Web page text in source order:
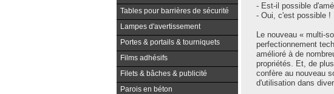
Tables pour barrières de sécurité
Lampes d'avertissement
Portes & portails & tourniquets
Films adhésifs
Filets & bâches & publicité
Parois en béton
- Est-il possible
- Oui, c'est possible !
Le nouveau « multi-
perfectionnement
amélioré à de
propriétés. Et, de
confère au nouveau
d'utilisation dans